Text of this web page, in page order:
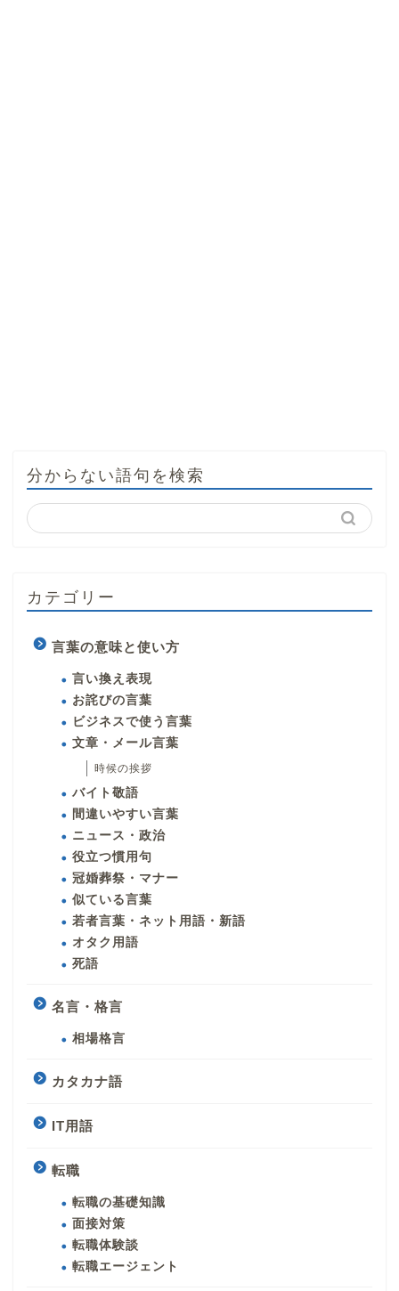
分からない語句を検索
カテゴリー
言葉の意味と使い方
言い換え表現
お詫びの言葉
ビジネスで使う言葉
文章・メール言葉
時候の挨拶
バイト敬語
間違いやすい言葉
ニュース・政治
役立つ慣用句
冠婚葬祭・マナー
似ている言葉
若者言葉・ネット用語・新語
オタク用語
死語
名言・格言
相場格言
カタカナ語
IT用語
転職
転職の基礎知識
面接対策
転職体験談
転職エージェント